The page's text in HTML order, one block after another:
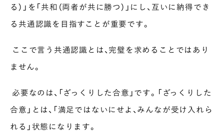
PAUSE & INSPIRE
ファーストプレイスで、お茶を
COLOURS BY CHAGOCORO
る）」を「共和（両者が共に勝つ）」にし、互いに納得でき
る共通認識を目指すことが重要です。
ここで言う共通認識とは、完璧を求めることではあり
ません。
必要なのは、「ざっくりした合意」です。「ざっくりした
合意」とは、「満足ではないにせよ、みんなが受け入れら
れる」状態になります。